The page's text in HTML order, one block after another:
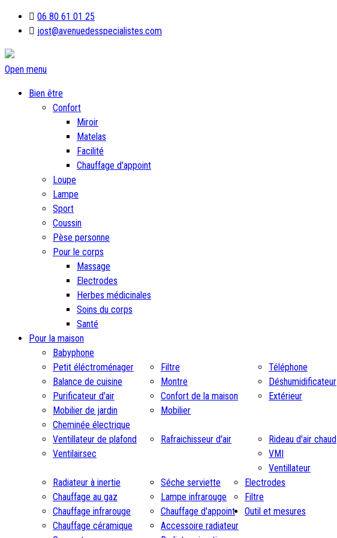
06 80 61 01 25
jost@avenuedesspecialistes.com
Open menu
Bien être
Confort
Miroir
Matelas
Facilité
Chauffage d'appoint
Loupe
Lampe
Sport
Coussin
Pèse personne
Pour le corps
Massage
Electrodes
Herbes médicinales
Soins du corps
Santé
Pour la maison
Babyphone
Petit éléctroménager
Balance de cuisine
Purificateur d'air
Mobilier de jardin
Cheminée électrique
Filtre
Montre
Confort de la maison
Mobilier
Téléphone
Déshumidificateur
Extérieur
Ventillateur de plafond
Ventilairsec
Rafraichisseur d'air
Rideau d'air chaud
VMI
Ventillateur
Radiateur à inertie
Chauffage au gaz
Chauffage infrarouge
Chauffage céramique
Séche serviette
Lampe infrarouge
Chauffage d'appoint
Accessoire radiateur
Electrodes
Filtre
Outil et mesures